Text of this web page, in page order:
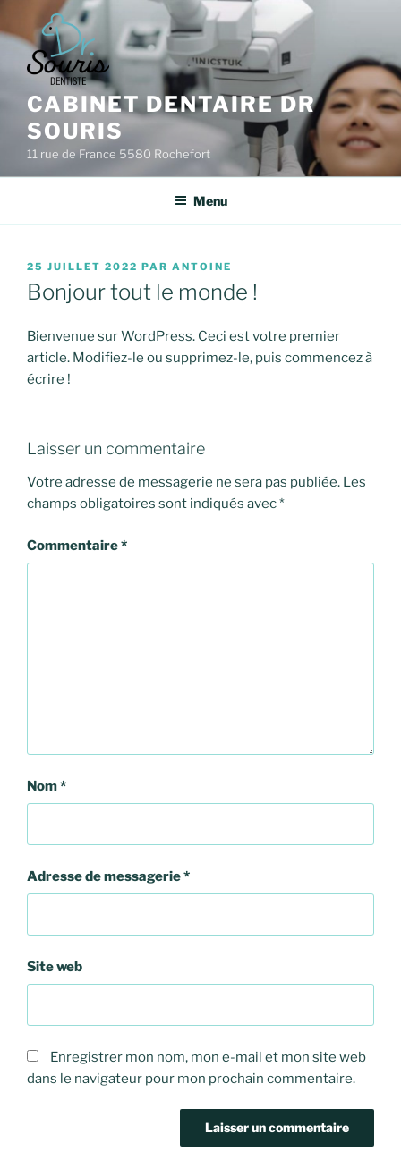
au
contenu
principal
CABINET DENTAIRE DR
SOURIS
11 rue de France 5580 Rochefort
Menu
PUBLIÉ
LE
25 JUILLET 2022 PAR ANTOINE
Bonjour tout le monde !
Bienvenue sur WordPress. Ceci est votre premier
article. Modifiez-le ou supprimez-le, puis commencez à
écrire !
Laisser un commentaire
Votre adresse de messagerie ne sera pas publiée. Les
champs obligatoires sont indiqués avec*
Commentaire*
Nom*
Adresse de messagerie*
Site web
Enregistrer mon nom, mon e-mail et mon site web
dans le navigateur pour mon prochain commentaire.